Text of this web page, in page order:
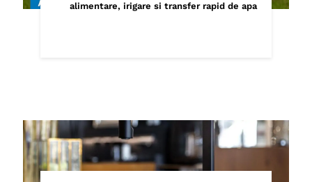
alimentare, irigare si transfer rapid de apa